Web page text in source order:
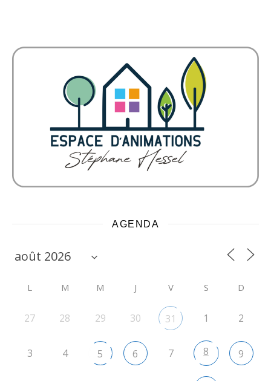
AGENDA
L M M J V S D
27 28 29 30 31 1 2
3 4 5 6 7 8 9